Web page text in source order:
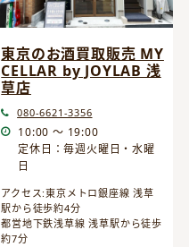
東京のお酒買取販売 MY
CELLAR by JOYLAB 浅
草店
080-6621-3356
10:00 ～ 19:00
定休日：毎週火曜日・水曜
日
アクセス:東京メトロ銀座線 浅草
駅から徒歩約4分
都営地下鉄浅草線 浅草駅から徒歩
約7分